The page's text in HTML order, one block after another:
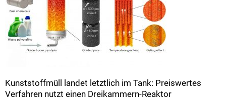
Kunststoffmüll landet letztlich im Tank: Preiswertes
Verfahren nutzt einen Dreikammern-Reaktor